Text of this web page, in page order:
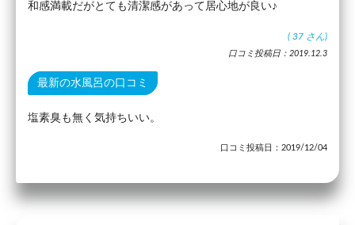
和感満載だがとても清潔感があって居心地が良い♪
( 37 さん)
口コミ投稿日：2019.12.3
最新の水風呂の口コミ
塩素臭も無く気持ちいい。
口コミ投稿日：2019/12/04